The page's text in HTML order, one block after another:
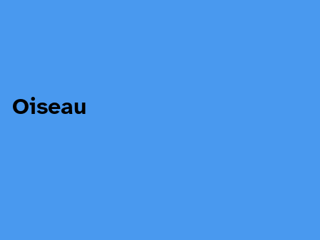
Oiseau